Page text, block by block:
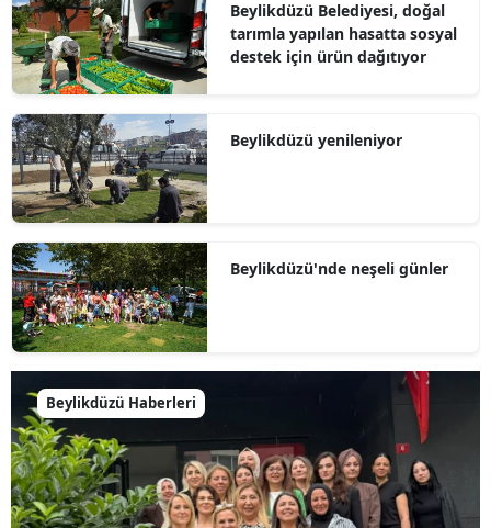
Beylikdüzü Belediyesi, doğal
tarımla yapılan hasatta sosyal
destek için ürün dağıtıyor
Beylikdüzü yenileniyor
Beylikdüzü'nde neşeli günler
Beylikdüzü Haberleri